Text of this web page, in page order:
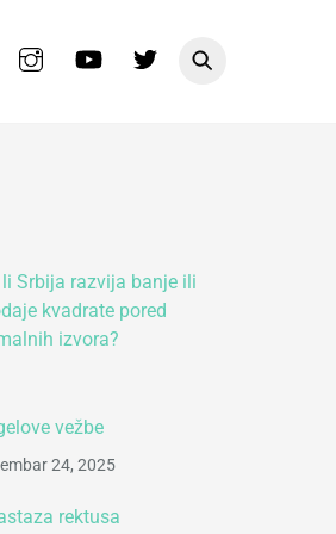
FacebookInstagramYouTubeTwitter
li Srbija razvija banje ili
kvadrate pored
izvora?
vežbe
24, 2025
rektusa